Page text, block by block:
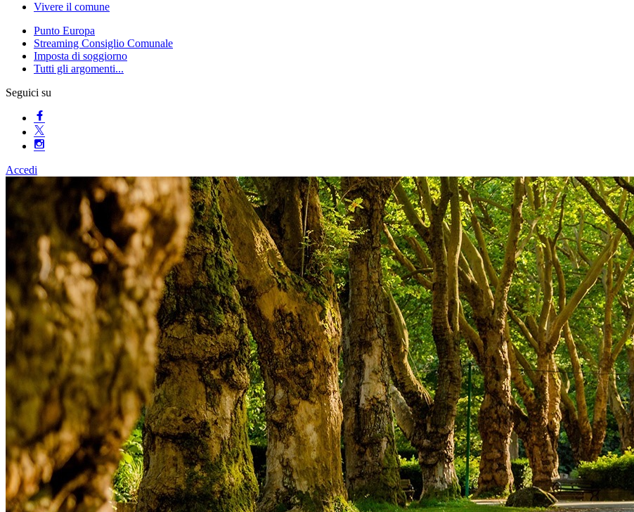
Vivere il comune
Punto Europa
Streaming Consiglio Comunale
Imposta di soggiorno
Tutti gli argomenti...
Seguici su
Accedi